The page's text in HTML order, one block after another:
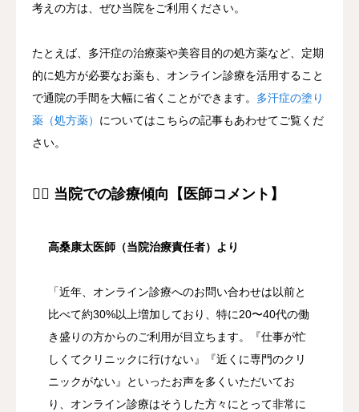
考えの方は、ぜひ当院をご利用ください。
たとえば、多汗症の治療薬や美容目的の処方薬など、定期
的に処方が必要なお薬も、オンライン診療を活用すること
で通院の手間を大幅に省くことができます。 多汗症の塗り
薬（処方薬） についてはこちらの記事もあわせてご覧くだ
さい。
👨‍⚕️ 当院での診療傾向【医師コメント】
高桑康太医師（当院治療責任者）より
「近年、オンライン診療へのお問い合わせは以前と
比べて約30%以上増加しており、特に20〜40代の働
き盛りの方からのご利用が目立ちます。『仕事が忙
しくてクリニックに行けない』『近くに専門のクリ
ニックがない』といったお声を多くいただいてお
り、オンライン診療はそうした方々にとって非常に